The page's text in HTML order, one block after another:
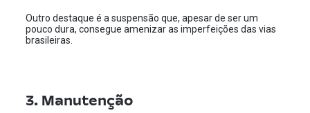
Outro destaque é a suspensão que, apesar de ser um
pouco dura, consegue amenizar as imperfeições das vias
brasileiras.
3. Manutenção